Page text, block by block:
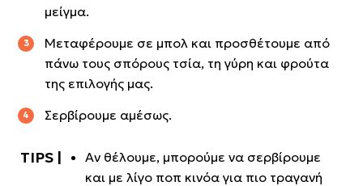
μείγμα.
Μεταφέρουμε σε μπολ και προσθέτουμε από
πάνω τους σπόρους τσία, τη γύρη και φρούτα
της επιλογής μας.
Σερβίρουμε αμέσως.
Αν θέλουμε, μπορούμε να σερβίρουμε
και με λίγο ποπ κινόα για πιο τραγανή